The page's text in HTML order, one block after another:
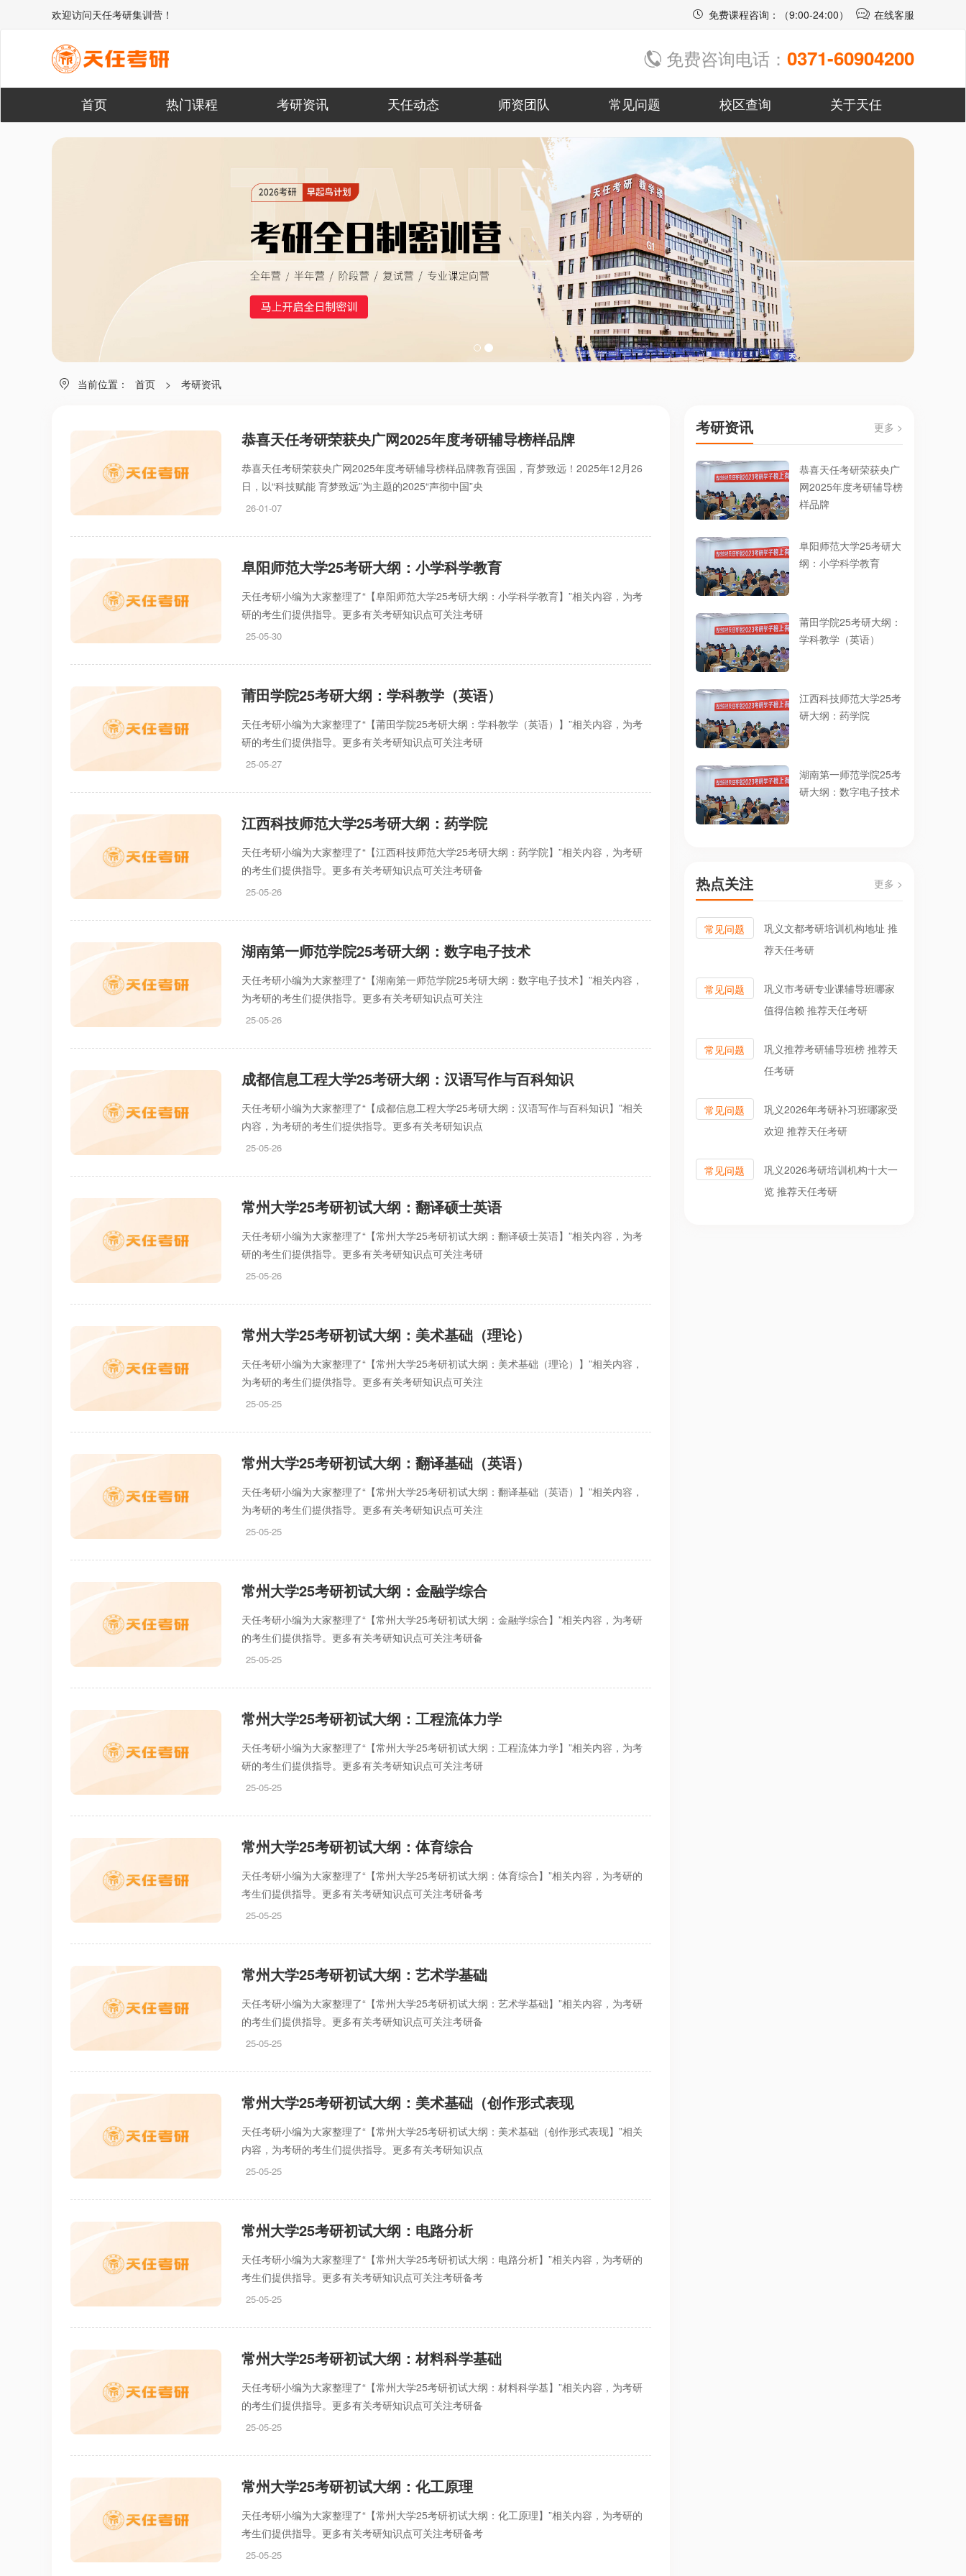
欢迎访问天任考研集训营！ 免费课程咨询：（9:00-24:00） 在线客服
免费咨询电话： 0371-60904200
首页 热门课程 考研资讯 天任动态 师资团队 常见问题 校区查询 关于天任
当前位置： 首页 > 考研资讯
恭喜天任考研荣获央广网2025年度考研辅导榜样品牌
恭喜天任考研荣获央广网2025年度考研辅导榜样品牌教育强国，育梦致远！2025年12月26
日，以“科技赋能 育梦致远”为主题的2025“声彻中国”央
26-01-07
阜阳师范大学25考研大纲：小学科学教育
天任考研小编为大家整理了“【阜阳师范大学25考研大纲：小学科学教育】”相关内容，为考
研的考生们提供指导。更多有关考研知识点可关注考研
25-05-30
莆田学院25考研大纲：学科教学（英语）
天任考研小编为大家整理了“【莆田学院25考研大纲：学科教学（英语）】”相关内容，为考
研的考生们提供指导。更多有关考研知识点可关注考研
25-05-27
江西科技师范大学25考研大纲：药学院
天任考研小编为大家整理了“【江西科技师范大学25考研大纲：药学院】”相关内容，为考研
的考生们提供指导。更多有关考研知识点可关注考研备
25-05-26
湖南第一师范学院25考研大纲：数字电子技术
天任考研小编为大家整理了“【湖南第一师范学院25考研大纲：数字电子技术】”相关内容，
为考研的考生们提供指导。更多有关考研知识点可关注
25-05-26
成都信息工程大学25考研大纲：汉语写作与百科知识
天任考研小编为大家整理了“【成都信息工程大学25考研大纲：汉语写作与百科知识】”相关
内容，为考研的考生们提供指导。更多有关考研知识点
25-05-26
常州大学25考研初试大纲：翻译硕士英语
天任考研小编为大家整理了“【常州大学25考研初试大纲：翻译硕士英语】”相关内容，为考
研的考生们提供指导。更多有关考研知识点可关注考研
25-05-26
常州大学25考研初试大纲：美术基础（理论）
天任考研小编为大家整理了“【常州大学25考研初试大纲：美术基础（理论）】”相关内容，
为考研的考生们提供指导。更多有关考研知识点可关注
25-05-25
常州大学25考研初试大纲：翻译基础（英语）
天任考研小编为大家整理了“【常州大学25考研初试大纲：翻译基础（英语）】”相关内容，
为考研的考生们提供指导。更多有关考研知识点可关注
25-05-25
常州大学25考研初试大纲：金融学综合
天任考研小编为大家整理了“【常州大学25考研初试大纲：金融学综合】”相关内容，为考研
的考生们提供指导。更多有关考研知识点可关注考研备
25-05-25
常州大学25考研初试大纲：工程流体力学
天任考研小编为大家整理了“【常州大学25考研初试大纲：工程流体力学】”相关内容，为考
研的考生们提供指导。更多有关考研知识点可关注考研
25-05-25
常州大学25考研初试大纲：体育综合
天任考研小编为大家整理了“【常州大学25考研初试大纲：体育综合】”相关内容，为考研的
考生们提供指导。更多有关考研知识点可关注考研备考
25-05-25
常州大学25考研初试大纲：艺术学基础
天任考研小编为大家整理了“【常州大学25考研初试大纲：艺术学基础】”相关内容，为考研
的考生们提供指导。更多有关考研知识点可关注考研备
25-05-25
常州大学25考研初试大纲：美术基础（创作形式表现
天任考研小编为大家整理了“【常州大学25考研初试大纲：美术基础（创作形式表现】”相关
内容，为考研的考生们提供指导。更多有关考研知识点
25-05-25
常州大学25考研初试大纲：电路分析
天任考研小编为大家整理了“【常州大学25考研初试大纲：电路分析】”相关内容，为考研的
考生们提供指导。更多有关考研知识点可关注考研备考
25-05-25
常州大学25考研初试大纲：材料科学基础
天任考研小编为大家整理了“【常州大学25考研初试大纲：材料科学基】”相关内容，为考研
的考生们提供指导。更多有关考研知识点可关注考研备
25-05-25
常州大学25考研初试大纲：化工原理
天任考研小编为大家整理了“【常州大学25考研初试大纲：化工原理】”相关内容，为考研的
考生们提供指导。更多有关考研知识点可关注考研备考
25-05-25
考研资讯 更多 >
恭喜天任考研荣获央广
网2025年度考研辅导榜
样品牌
阜阳师范大学25考研大
纲：小学科学教育
莆田学院25考研大纲：
学科教学（英语）
江西科技师范大学25考
研大纲：药学院
湖南第一师范学院25考
研大纲：数字电子技术
热点关注 更多 >
常见问题
巩义文都考研培训机构地址 推
荐天任考研
常见问题
巩义市考研专业课辅导班哪家
值得信赖 推荐天任考研
常见问题
巩义推荐考研辅导班榜 推荐天
任考研
常见问题
巩义2026年考研补习班哪家受
欢迎 推荐天任考研
常见问题
巩义2026考研培训机构十大一
览 推荐天任考研